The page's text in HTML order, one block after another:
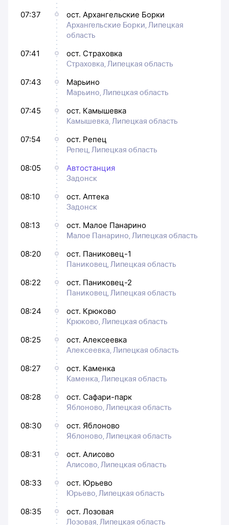
07:37
ост. Архангельские Борки
Архангельские Борки, Липецкая
область
07:41
ост. Страховка
Страховка, Липецкая область
07:43
Марьино
Марьино, Липецкая область
07:45
ост. Камышевка
Камышевка, Липецкая область
07:54
ост. Репец
Репец, Липецкая область
08:05
Автостанция
Задонск
08:10
ост. Аптека
Задонск
08:13
ост. Малое Панарино
Малое Панарино, Липецкая область
08:20
ост. Паниковец-1
Паниковец, Липецкая область
08:22
ост. Паниковец-2
Паниковец, Липецкая область
08:24
ост. Крюково
Крюково, Липецкая область
08:25
ост. Алексеевка
Алексеевка, Липецкая область
08:27
ост. Каменка
Каменка, Липецкая область
08:28
ост. Сафари-парк
Яблоново, Липецкая область
08:30
ост. Яблоново
Яблоново, Липецкая область
08:31
ост. Алисово
Алисово, Липецкая область
08:33
ост. Юрьево
Юрьево, Липецкая область
08:35
ост. Лозовая
Лозовая, Липецкая область